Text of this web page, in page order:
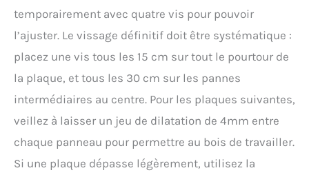
temporairement avec quatre vis pour pouvoir
l’ajuster. Le vissage définitif doit être systématique :
placez une vis tous les 15 cm sur tout le pourtour de
la plaque, et tous les 30 cm sur les pannes
intermédiaires au centre. Pour les plaques suivantes,
veillez à laisser un jeu de dilatation de 4mm entre
chaque panneau pour permettre au bois de travailler.
Si une plaque dépasse légèrement, utilisez la